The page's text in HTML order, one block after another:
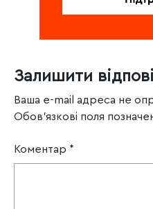
Залишити
Ваша e-mail адреса не
Обов’язкові поля
Коментар *